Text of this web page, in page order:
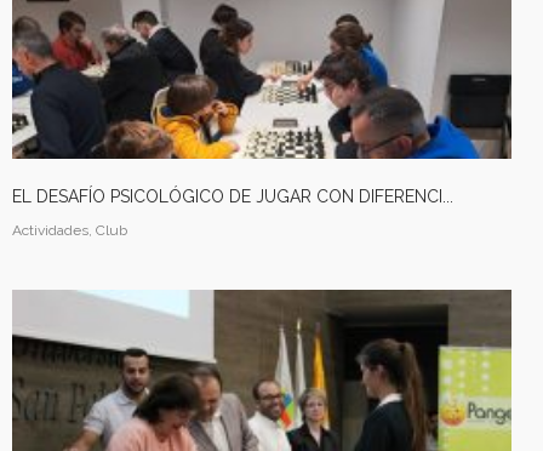
EL DESAFÍO PSICOLÓGICO DE JUGAR CON DIFERENCI...
Actividades, Club